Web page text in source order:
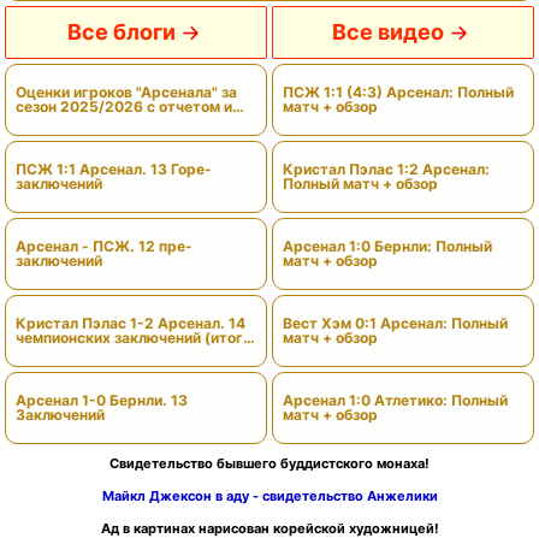
Все блоги
Оценки игроков "Арсенала" за
сезон 2025/2026 с отчетом и
ПСЖ 1:1 Арсенал. 13 Горе-
заключений
Арсенал - ПСЖ. 12 пре-
заключений
Кристал Пэлас 1-2 Арсенал. 14
чемпионских заключений (итоги
Арсенал 1-0 Бернли. 13
Заключений
Все видео
ПСЖ 1:1 (4:3) Арсенал: Полный
матч + обзор
Кристал Пэлас 1:2 Арсенал:
Полный матч + обзор
Арсенал 1:0 Бернли: Полный
матч + обзор
Вест Хэм 0:1 Арсенал: Полный
матч + обзор
Арсенал 1:0 Атлетико: Полный
матч + обзор
Свидетельство бывшего буддистского монаха!
Майкл Джексон в аду - свидетельство Анжелики
Ад в картинах нарисован корейской художницей!